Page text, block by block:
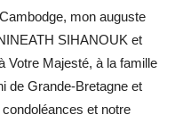
mon auguste
SIHANOUK et
Votre Majesté, à la famille
de Grande-Bretagne et
et notre